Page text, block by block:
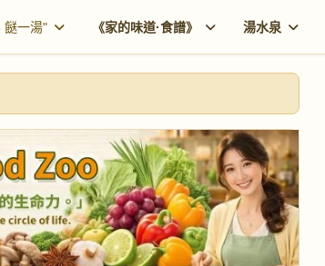
餸一湯" 《家的味道·食譜》 湯水泉